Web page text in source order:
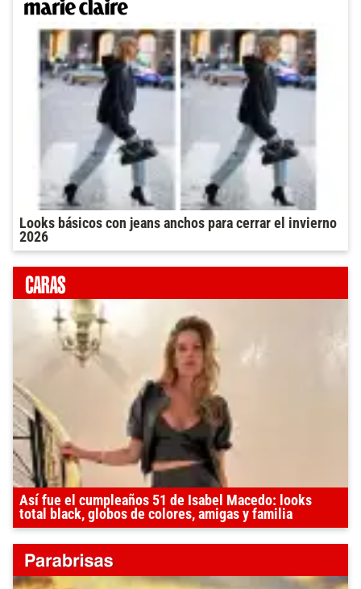
Looks básicos con jeans anchos para cerrar el invierno
2026
Así fue el cumpleaños 51 de Isabel Macedo: looks
total black, globos de colores, amigas y familia